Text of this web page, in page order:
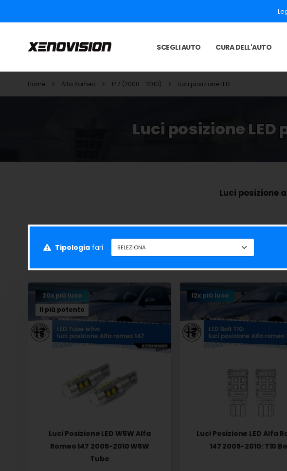
SCEGLI AUTO CURA DELL'AUTO
Home Alfa Romeo 147 (2000 - 2010) Luci posizione LED
Luci posizione LED
Luci posizione
Tipologia fari
20x più luce
Il più potente
Luci Posizione LED W5W Alfa
Romeo 147 2005-2010 W5W
Tube
12x più luce
Luci Posizione LED Alfa
147 2005-2010: T10